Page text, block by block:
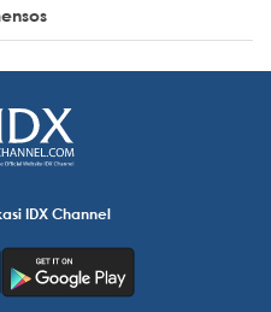
IDX Channel